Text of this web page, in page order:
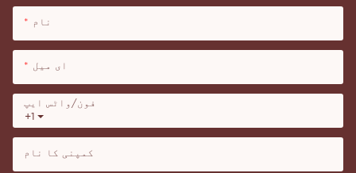
نام
ای میل
+1
فون/واٹس ایپ
کمپنی کا نام